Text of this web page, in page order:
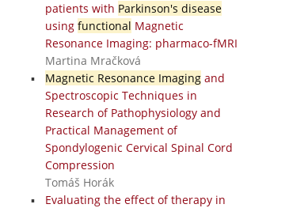
patients with Parkinson's disease
using functional Magnetic
Resonance Imaging: pharmaco-fMRI
Martina Mračková
Magnetic Resonance Imagingand
Spectroscopic Techniques in
Research of Pathophysiology and
Practical Management of
Spondylogenic Cervical Spinal Cord
Compression
Tomáš Horák
Evaluating the effect of therapy in